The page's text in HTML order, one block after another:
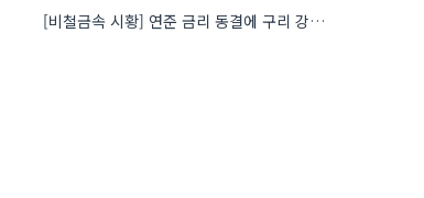
[비철금속 시황] 연준 금리 동결에 구리 강세…공급 부족 우려도 가격 지지